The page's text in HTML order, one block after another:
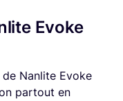
Evoke
Nanlite Evoke
partout en